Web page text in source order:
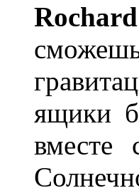
Rochard
ящики
вместе